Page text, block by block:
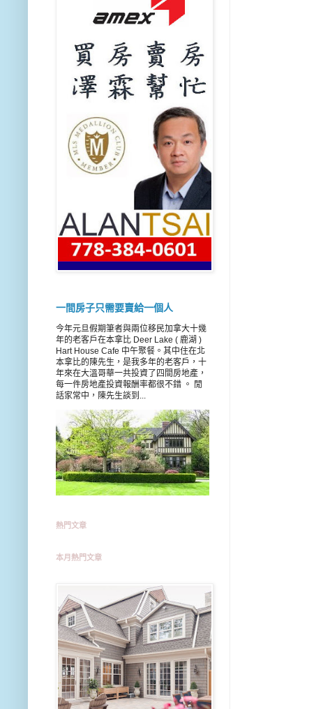
一間房子只需要賣給一個人
今年元旦假期筆者與兩位移民加拿大十幾
年的老客戶在本拿比 Deer Lake ( 鹿湖 )
Hart House Cafe 中午聚餐。其中住在北
本拿比的陳先生，是我多年的老客戶，十
年來在大溫哥華一共投資了四間房地產，
每一件房地產投資報酬率都很不錯 。 閒
話家常中，陳先生談到...
熱門文章
本月熱門文章